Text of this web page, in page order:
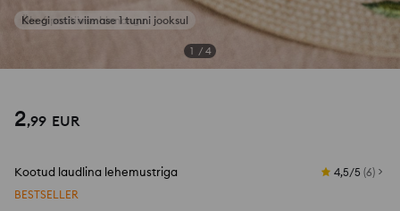
Keegi ostis viimase 1 tunni jooksul
1 / 4
2,99 EUR
Kootud laudlina lehemustriga 4,5/5 (6)
BESTSELLER